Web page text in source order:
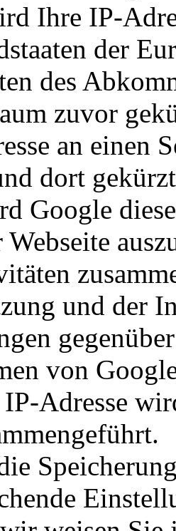
Ihre IP-
der
des
zuvor
an einen
dort
Google
und der
von
Adresse